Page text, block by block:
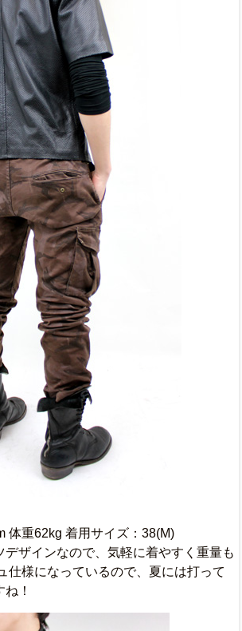
体重62kg 着用サイズ：38(M)
デザインなので、気軽に着やすく重量も
仕様になっているので、夏には打って
！